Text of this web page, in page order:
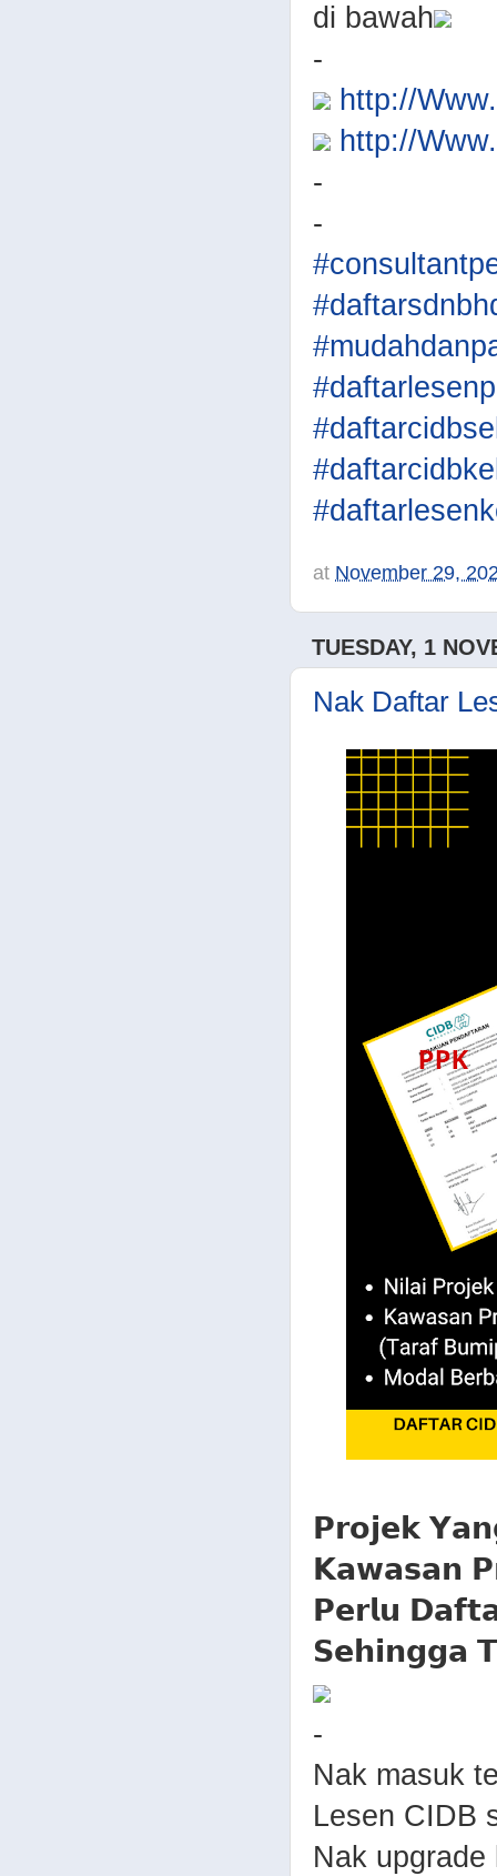
di bawah
-
http://
http://
-
-
at November 29,
TUESDAY, 1
Nak Daftar
𝗣𝗿𝗼𝗷𝗲𝗸
𝗞𝗮𝘄𝗮𝘀𝗮𝗻
𝗣𝗲𝗿𝗹𝘂
𝗦𝗲𝗵𝗶𝗻𝗴𝗴𝗮
-
Nak masuk
Lesen CIDB
Nak